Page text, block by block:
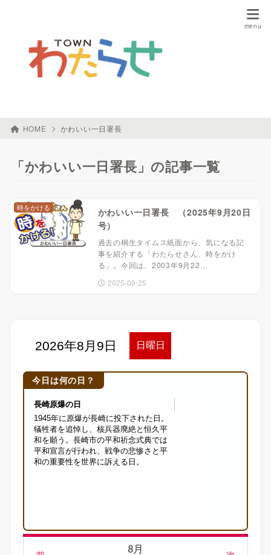
HOME かわいい一日署長
「かわいい一日署長」の記事一覧
かわいい一日署長 （2025年9月20日
号）
過去の桐生タイムス紙面から、気になる記
事を紹介する「わたらせさん、時をかけ
る」。今回は、2003年9月22…
2025-09-25
時をかける
今日は何の日？